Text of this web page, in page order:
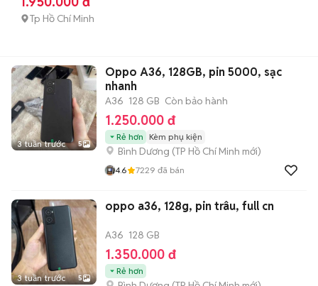
Tp Hồ Chí Minh
3 tuần trước 5
Oppo A36, 128GB, pin 5000, sạc
nhanh
A36 128 GB Còn bảo hành
1.250.000 đ
Rẻ hơn Kèm phụ kiện
Bình Dương (TP Hồ Chí Minh mới)
4.6 7229 đã bán
3 tuần trước 5
oppo a36, 128g, pin trâu, full cn
A36 128 GB
1.350.000 đ
Rẻ hơn